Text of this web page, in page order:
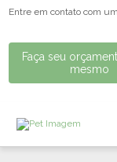
Entre em contato com
Faça seu
mesmo